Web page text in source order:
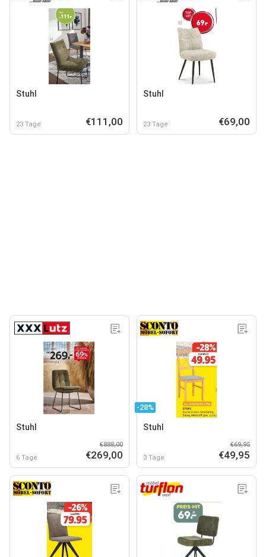
Stuhl
23 Tage €111,00
Stuhl
23 Tage €69,00
Stuhl
6 Tage
€888,00
€269,00
-28%
Stuhl
3 Tage
€69,95
€49,95